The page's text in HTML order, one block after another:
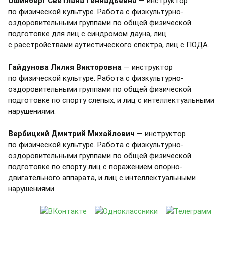
по физической культуре. Работа с физкультурно-
оздоровительными группами по общей физической
подготовке для лиц с синдромом дауна, лиц
с расстройствами аутистического спектра, лиц с ПОДА.
Гайдунова Лилия Викторовна — инструктор
по физической культуре. Работа с физкультурно-
оздоровительными группами по общей физической
подготовке по спорту слепых, и лиц с интеллектуальными
нарушениями.
Вербицкий Дмитрий Михайлович — инструктор
по физической культуре. Работа с физкультурно-
оздоровительными группами по общей физической
подготовке по спорту лиц с поражением опорно-
двигательного аппарата, и лиц с интеллектуальными
нарушениями.